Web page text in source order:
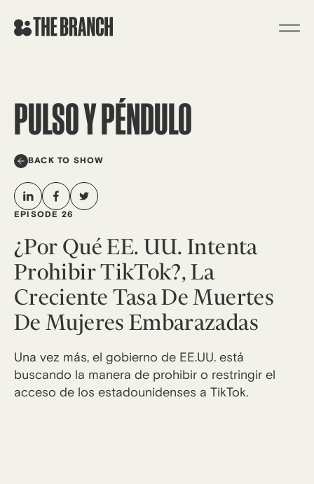
PULSO Y PÉNDULO
BACK TO SHOW
EPISODE 26
¿Por Qué EE. UU. Intenta
Prohibir TikTok?, La
Creciente Tasa De Muertes
De Mujeres Embarazadas
Una vez más, el gobierno de EE.UU. está
buscando la manera de prohibir o restringir el
acceso de los estadounidenses a TikTok.